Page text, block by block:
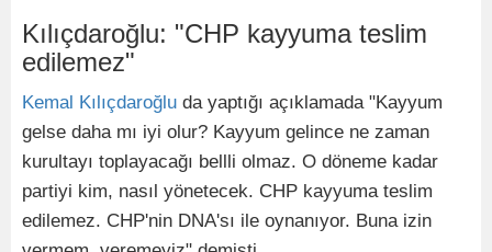
Kılıçdaroğlu: "CHP kayyuma teslim
edilemez"
Kemal Kılıçdaroğlu da yaptığı açıklamada "Kayyum
gelse daha mı iyi olur? Kayyum gelince ne zaman
kurultayı toplayacağı bellli olmaz. O döneme kadar
partiyi kim, nasıl yönetecek. CHP kayyuma teslim
edilemez. CHP'nin DNA'sı ile oynanıyor. Buna izin